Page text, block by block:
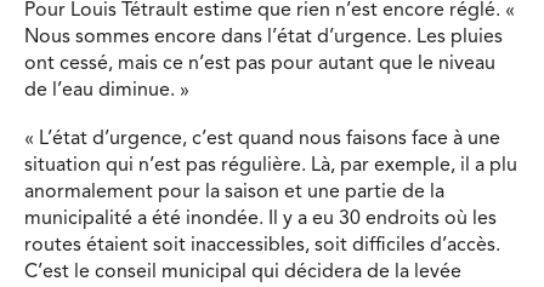
Pour Louis Tétrault estime que rien n’est encore réglé. «
Nous sommes encore dans l’état d’urgence. Les pluies
ont cessé, mais ce n’est pas pour autant que le niveau
de l’eau diminue. »
« L’état d’urgence, c’est quand nous faisons face à une
situation qui n’est pas régulière. Là, par exemple, il a plu
anormalement pour la saison et une partie de la
municipalité a été inondée. Il y a eu 30 endroits où les
routes étaient soit inaccessibles, soit difficiles d’accès.
C’est le conseil municipal qui décidera de la levée